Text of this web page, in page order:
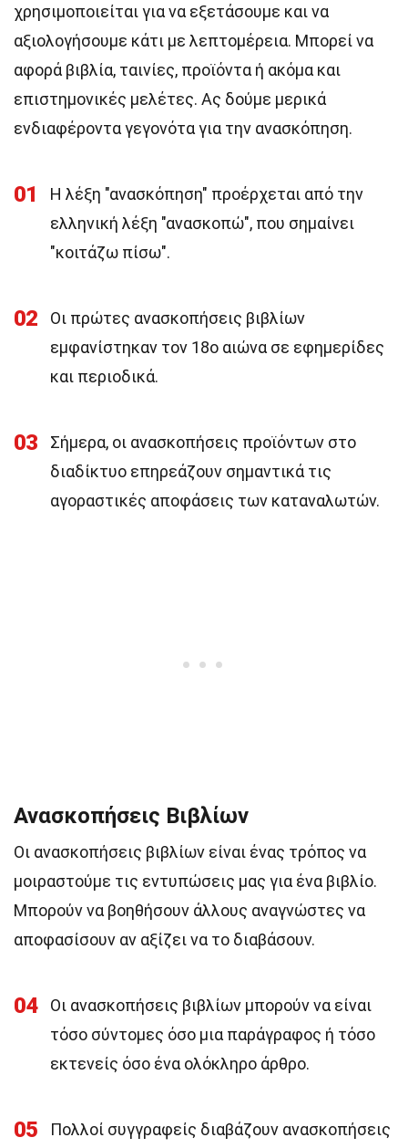
χρησιμοποιείται για να εξετάσουμε και να
αξιολογήσουμε κάτι με λεπτομέρεια. Μπορεί να
αφορά βιβλία, ταινίες, προϊόντα ή ακόμα και
επιστημονικές μελέτες. Ας δούμε μερικά
ενδιαφέροντα γεγονότα για την ανασκόπηση.
01
Η λέξη "ανασκόπηση" προέρχεται από την
ελληνική λέξη "ανασκοπώ", που σημαίνει
"κοιτάζω πίσω".
02
Οι πρώτες ανασκοπήσεις βιβλίων
εμφανίστηκαν τον 18ο αιώνα σε εφημερίδες
και περιοδικά.
03
Σήμερα, οι ανασκοπήσεις προϊόντων στο
διαδίκτυο επηρεάζουν σημαντικά τις
αγοραστικές αποφάσεις των καταναλωτών.
Ανασκοπήσεις Βιβλίων
Οι ανασκοπήσεις βιβλίων είναι ένας τρόπος να
μοιραστούμε τις εντυπώσεις μας για ένα βιβλίο.
Μπορούν να βοηθήσουν άλλους αναγνώστες να
αποφασίσουν αν αξίζει να το διαβάσουν.
04
Οι ανασκοπήσεις βιβλίων μπορούν να είναι
τόσο σύντομες όσο μια παράγραφος ή τόσο
εκτενείς όσο ένα ολόκληρο άρθρο.
05
Πολλοί συγγραφείς διαβάζουν ανασκοπήσεις